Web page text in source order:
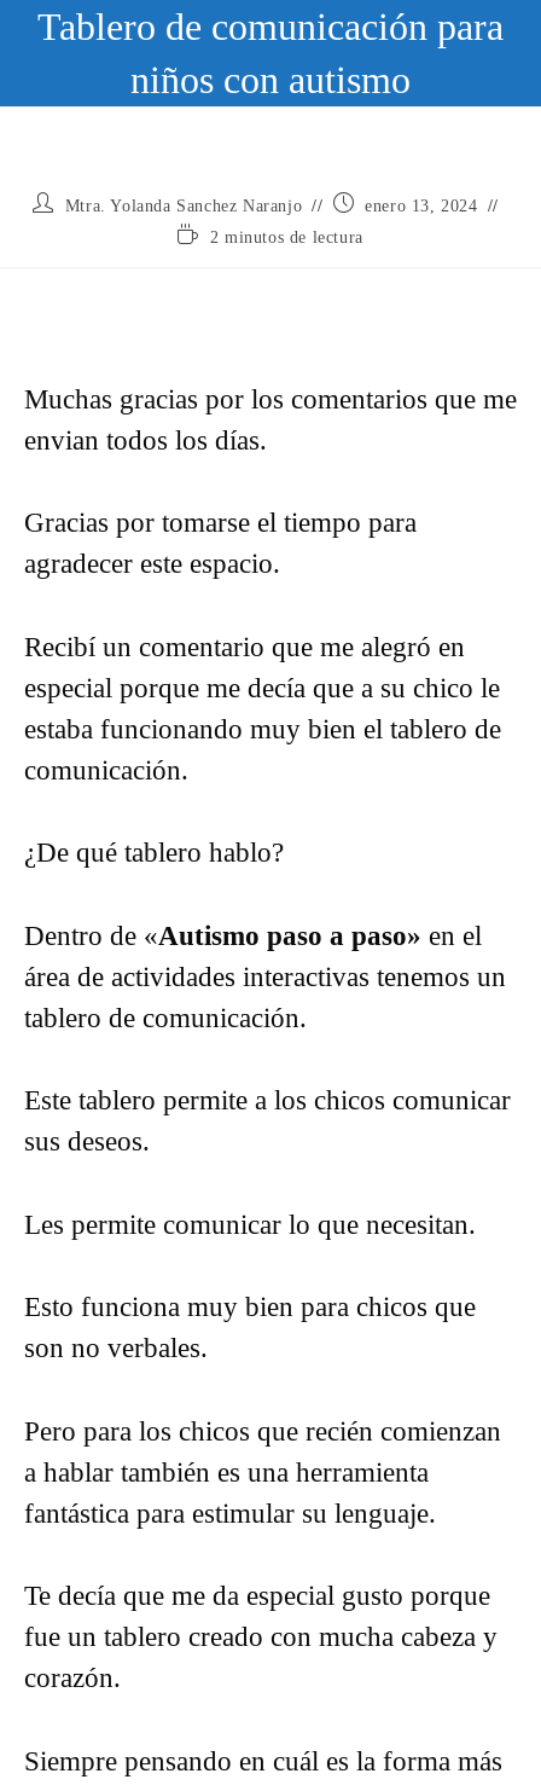
Tablero de comunicación para
niños con autismo
AutorMtra. Yolanda Sanchez Naranjo
Publicación
la
enero 13, 2024
Tiempo2 minutos de lectura
Muchas gracias por los comentarios que me
envian todos los días.
Gracias por tomarse el tiempo para
agradecer este espacio.
Recibí un comentario que me alegró en
especial porque me decía que a su chico le
estaba funcionando muy bien el tablero de
comunicación.
¿De qué tablero hablo?
Dentro de «Autismo paso a paso» en el
área de actividades interactivas tenemos un
tablero de comunicación.
Este tablero permite a los chicos comunicar
sus deseos.
Les permite comunicar lo que necesitan.
Esto funciona muy bien para chicos que
son no verbales.
Pero para los chicos que recién comienzan
a hablar también es una herramienta
fantástica para estimular su lenguaje.
Te decía que me da especial gusto porque
fue un tablero creado con mucha cabeza y
corazón.
Siempre pensando en cuál es la forma más